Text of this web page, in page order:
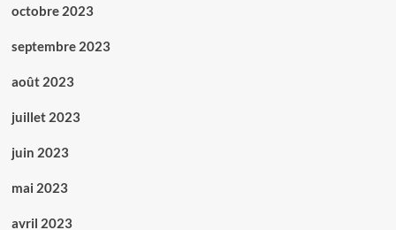
octobre 2023
septembre 2023
août 2023
juillet 2023
juin 2023
mai 2023
avril 2023